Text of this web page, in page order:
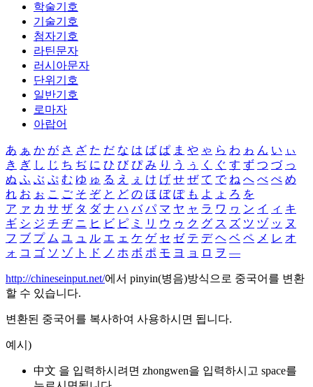
학술기호
기술기호
첨자기호
라틴문자
러시아문자
단위기호
일반기호
로마자
아랍어
あ ぁ か が さ ざ た だ な は ば ぱ ま や ゃ ら わ ゎ ん い ぃ
き ぎ し じ ち ぢ に ひ び ぴ み り う ぅ く ぐ す ず つ づ っ
ぬ ふ ぶ ぷ む ゆ ゅ る え ぇ け げ せ ぜ て で ね へ べ ぺ め
れ お ぉ こ ご そ ぞ と ど の ほ ぼ ぽ も よ ょ ろ を
ア ァ カ サ ザ タ ダ ナ ハ バ パ マ ヤ ャ ラ ワ ヮ ン イ ィ キ
ギ シ ジ チ ヂ ニ ヒ ビ ピ ミ リ ウ ゥ ク グ ス ズ ツ ヅ ッ ヌ
フ ブ プ ム ユ ュ ル エ ェ ケ ゲ セ ゼ テ デ ヘ ベ ペ メ レ オ
ォ コ ゴ ソ ゾ ト ド ノ ホ ボ ポ モ ヨ ョ ロ ヲ ―
http://chineseinput.net/에서 pinyin(병음)방식으로 중국어를 변환
할 수 있습니다.
변환된 중국어를 복사하여 사용하시면 됩니다.
예시)
中文 을 입력하시려면 zhongwen을 입력하시고 space를